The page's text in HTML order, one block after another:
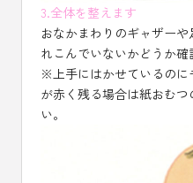
3.全体を整えます
おなかまわりのギャザー
れこんでいないかどうか確
※上手にはかせているのに
が赤く残る場合は紙おむ
い。